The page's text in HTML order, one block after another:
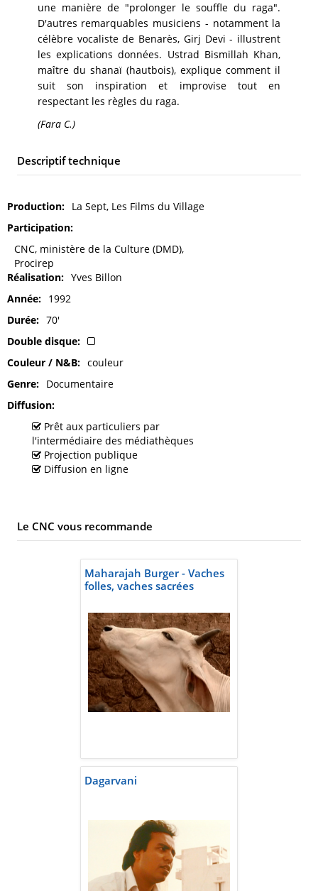
une manière de "prolonger le souffle du raga".
D'autres remarquables musiciens - notamment la
célèbre vocaliste de Benarès, Girj Devi - illustrent
les explications données. Ustrad Bismillah Khan,
maître du shanaï (hautbois), explique comment il
suit son inspiration et improvise tout en
respectant les règles du raga.
(Fara C.)
Descriptif technique
Production
La Sept, Les Films du Village
Participation
CNC, ministère de la Culture (DMD),
Procirep
Réalisation
Yves Billon
Année
1992
Durée
70'
Double disque
Couleur / N&B
couleur
Genre
Documentaire
Diffusion
Prêt aux particuliers par
l'intermédiaire des médiathèques
Projection publique
Diffusion en ligne
Le CNC vous recommande
Maharajah Burger - Vaches
folles, vaches sacrées
Dagarvani